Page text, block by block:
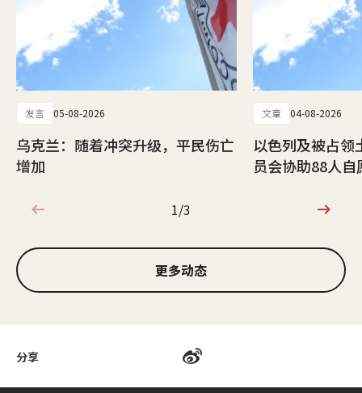
分享
发言 05-08-2026
乌克兰：随着冲突升级，平民伤亡
增加
文章 04-08-2026
以色列及被占领
员会协助88人
1/3
1/3
更多动态